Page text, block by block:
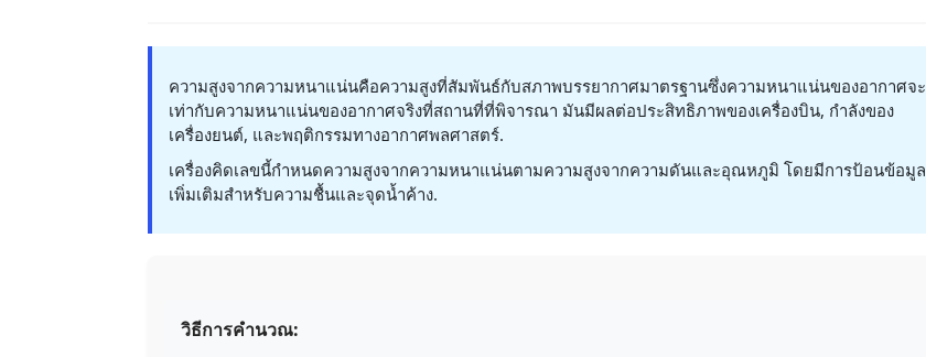
ความสูงจากความหนาแน่นคือความสูงที่สัมพันธ์กับสภาพบรรยากาศมาตรฐานซึ่งความหนาแน่นของอากาศจะ
เท่ากับความหนาแน่นของอากาศจริงที่สถานที่ที่พิจารณา มันมีผลต่อประสิทธิภาพของเครื่องบิน, กำลังของ
เครื่องยนต์, และพฤติกรรมทางอากาศพลศาสตร์.
เครื่องคิดเลขนี้กำหนดความสูงจากความหนาแน่นตามความสูงจากความดันและอุณหภูมิ โดยมีการป้อนข้อมูล
เพิ่มเติมสำหรับความชื้นและจุดน้ำค้าง.
วิธีการคำนวณ: